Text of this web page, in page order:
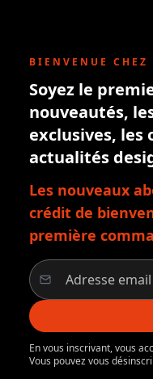
BIENVENUE
Soyez le
nouveautés,
exclusives, les
actualités
Les nouveaux
crédit de
première
En vous inscrivant, vous
Vous pouvez vous